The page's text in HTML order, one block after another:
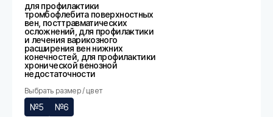
для профилактики
тромбофлебита поверхностных
вен, посттравматических
осложнений, для профилактики
и лечения варикозного
расширения вен нижних
конечностей, для профилактики
хронической венозной
недостаточности
Выбрать размер / цвет
№5 №6